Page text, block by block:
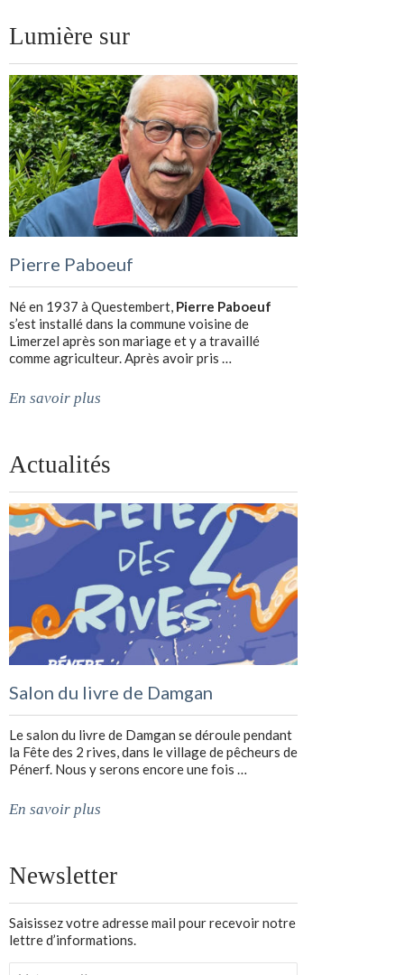
Lumière sur
Pierre Paboeuf
Né en 1937 à Questembert, Pierre Paboeuf
s’est installé dans la commune voisine de
Limerzel après son mariage et y a travaillé
comme agriculteur. Après avoir pris …
En savoir plus
Actualités
Salon du livre de Damgan
Le salon du livre de Damgan se déroule pendant
la Fête des 2 rives, dans le village de pêcheurs de
Pénerf. Nous y serons encore une fois …
En savoir plus
Newsletter
Saisissez votre adresse mail pour recevoir notre
lettre d’informations.